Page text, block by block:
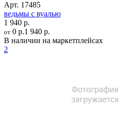
Арт. 17485
ведьмы с вуалью
1 940 р.
от 0 р.1 940 р.
В наличии на маркетплейсах
2